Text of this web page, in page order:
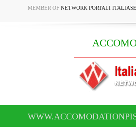
MEMBER OF NETWORK PORTALI